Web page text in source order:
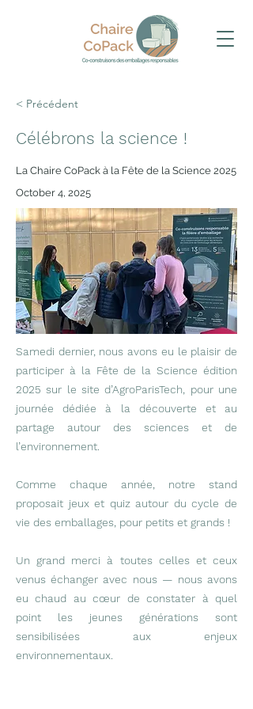
< Précédent
Célébrons la science !
La Chaire CoPack à la Fête de la Science 2025
October 4, 2025
Samedi dernier, nous avons eu le plaisir de
participer à la Fête de la Science édition
2025 sur le site d’AgroParisTech, pour une
journée dédiée à la découverte et au
partage autour des sciences et de
l’environnement.
Comme chaque année, notre stand
proposait jeux et quiz autour du cycle de
vie des emballages, pour petits et grands !
Un grand merci à toutes celles et ceux
venus échanger avec nous — nous avons
eu chaud au cœur de constater à quel
point les jeunes générations sont
sensibilisées aux enjeux
environnementaux.